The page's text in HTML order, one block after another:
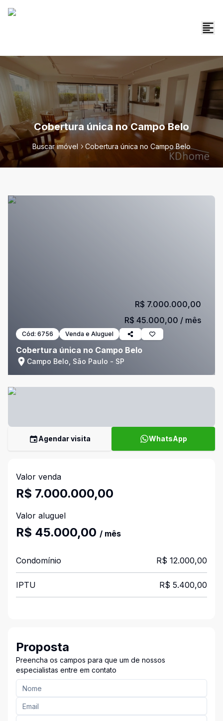
Cobertura única no Campo Belo
Buscar imóvel Cobertura única no Campo Belo
Cód: 6756 Venda e Aluguel
Cobertura única no Campo Belo
Campo Belo, São Paulo - SP
R$ 7.000.000,00
R$ 45.000,00 / mês
Agendar visita WhatsApp
Valor venda
R$ 7.000.000,00
Valor aluguel
R$ 45.000,00 / mês
Condomínio R$ 12.000,00
IPTU R$ 5.400,00
Proposta
Preencha os campos para que um de nossos
especialistas entre em contato